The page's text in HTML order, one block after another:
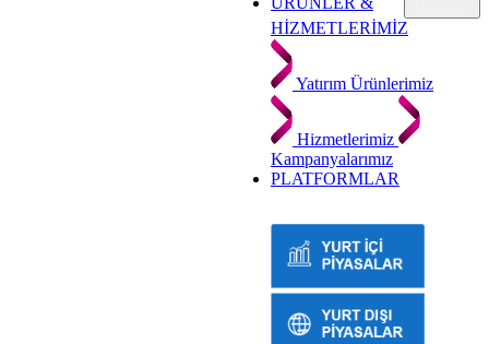
HİZMETLERİMİZ
Yatırım Ürünlerimiz
Hizmetlerimiz
Kampanyalarımız
PLATFORMLAR